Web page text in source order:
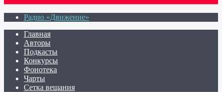
Радио «Движение»
Главная
Авторы
Подкасты
Конкурсы
Фонотека
Чарты
Сетка вещания